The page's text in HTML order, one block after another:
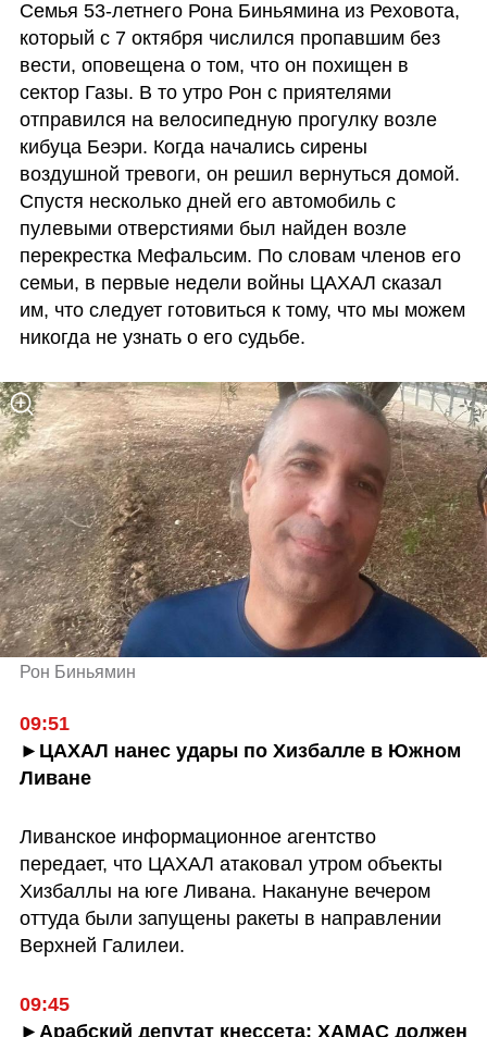
Семья 53-летнего Рона Биньямина из Реховота,
который с 7 октября числился пропавшим без
вести, оповещена о том, что он похищен в
сектор Газы. В то утро Рон с приятелями
отправился на велосипедную прогулку возле
кибуца Беэри. Когда начались сирены
воздушной тревоги, он решил вернуться домой.
Спустя несколько дней его автомобиль с
пулевыми отверстиями был найден возле
перекрестка Мефальсим. По словам членов его
семьи, в первые недели войны ЦАХАЛ сказал
им, что следует готовиться к тому, что мы можем
никогда не узнать о его судьбе.
Рон Биньямин
09:51
►ЦАХАЛ нанес удары по Хизбалле в Южном
Ливане
Ливанское информационное агентство
передает, что ЦАХАЛ атаковал утром объекты
Хизбаллы на юге Ливана. Накануне вечером
оттуда были запущены ракеты в направлении
Верхней Галилеи.
09:45
►Арабский депутат кнессета: ХАМАС должен